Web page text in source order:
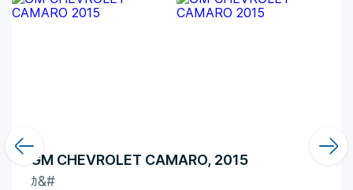
GM CHEVROLET CAMARO, 2015
ｶ&#